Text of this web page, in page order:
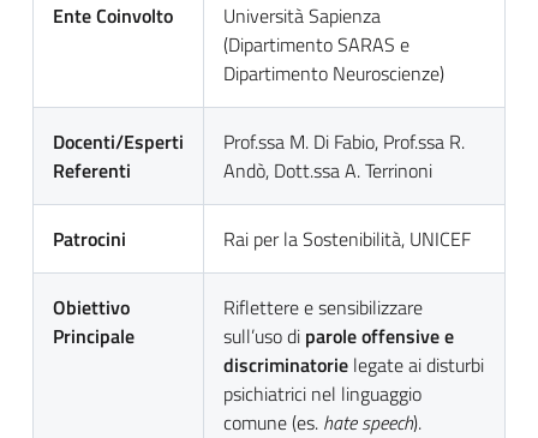
Ente Coinvolto
Università Sapienza
(Dipartimento SARAS e
Dipartimento Neuroscienze)
Docenti/Esperti
Referenti
Prof.ssa M. Di Fabio, Prof.ssa R.
Andò, Dott.ssa A. Terrinoni
Patrocini Rai per la Sostenibilità, UNICEF
Obiettivo
Principale
Riflettere e sensibilizzare
sull’uso di parole offensive e
discriminatorie legate ai disturbi
psichiatrici nel linguaggio
comune (es. hate speech).